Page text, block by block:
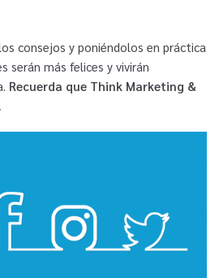
consejos y poniéndolos en práctica
serán más felices y vivirán
Recuerda que Think Marketing &